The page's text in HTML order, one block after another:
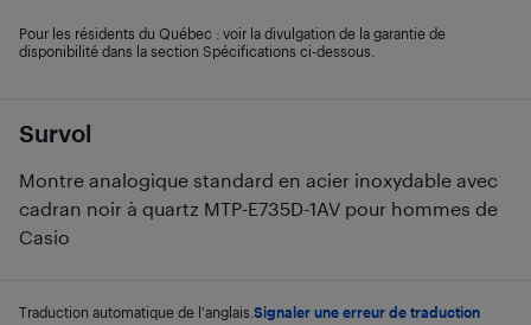
Survol
Montre analogique standard en acier inoxydable avec
cadran noir à quartz MTP-E735D-1AV pour hommes de
Casio
Traduction automatique de l'anglais. Signaler une erreur de traduction
Pour les résidents du Québec : voir la divulgation de la garantie de
disponibilité dans la section Spécifications ci-dessous.